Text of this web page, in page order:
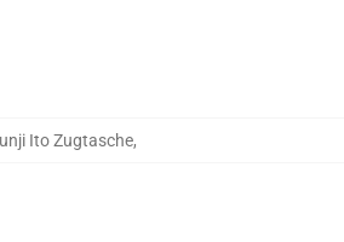
Ito Zugtasche,